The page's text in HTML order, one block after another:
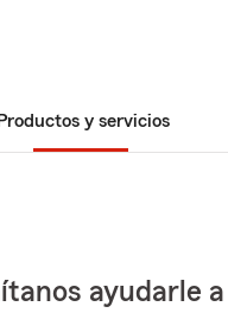
Productos y servicios
ayudarle